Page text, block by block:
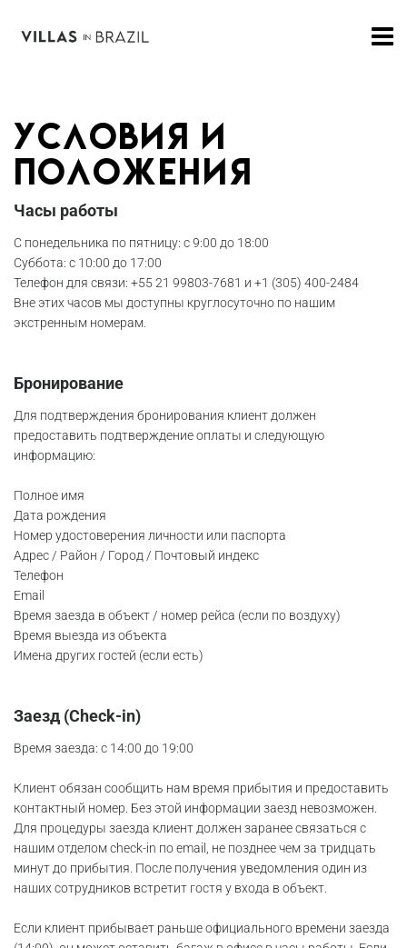
Условия и
положения
Часы работы
С понедельника по пятницу: с 9:00 до 18:00
Суббота: с 10:00 до 17:00
Телефон для связи: +55 21 99803-7681 и +1 (305) 400-2484
Вне этих часов мы доступны круглосуточно по нашим
экстренным номерам.
Бронирование
Для подтверждения бронирования клиент должен
предоставить подтверждение оплаты и следующую
информацию:
Полное имя
Дата рождения
Номер удостоверения личности или паспорта
Адрес / Район / Город / Почтовый индекс
Телефон
Email
Время заезда в объект / номер рейса (если по воздуху)
Время выезда из объекта
Имена других гостей (если есть)
Заезд (Check-in)
Время заезда: с 14:00 до 19:00
Клиент обязан сообщить нам время прибытия и предоставить
контактный номер. Без этой информации заезд невозможен.
Для процедуры заезда клиент должен заранее связаться с
нашим отделом check-in по email, не позднее чем за тридцать
минут до прибытия. После получения уведомления один из
наших сотрудников встретит гостя у входа в объект.
Если клиент прибывает раньше официального времени заезда